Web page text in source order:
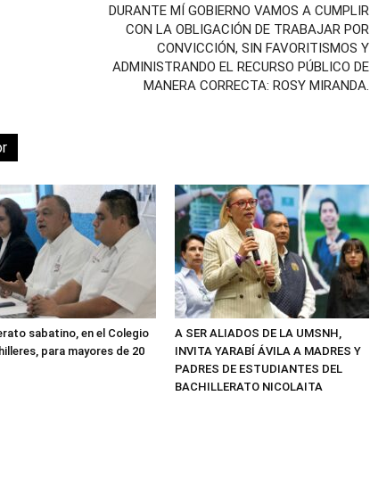
DURANTE MÍ GOBIERNO VAMOS A CUMPLIR
CON LA OBLIGACIÓN DE TRABAJAR POR
CONVICCIÓN, SIN FAVORITISMOS Y
ADMINISTRANDO EL RECURSO PÚBLICO DE
MANERA CORRECTA: ROSY MIRANDA.
sabatino, en el Colegio
para mayores de 20
A SER ALIADOS DE LA UMSNH,
INVITA YARABÍ ÁVILA A MADRES Y
PADRES DE ESTUDIANTES DEL
BACHILLERATO NICOLAITA